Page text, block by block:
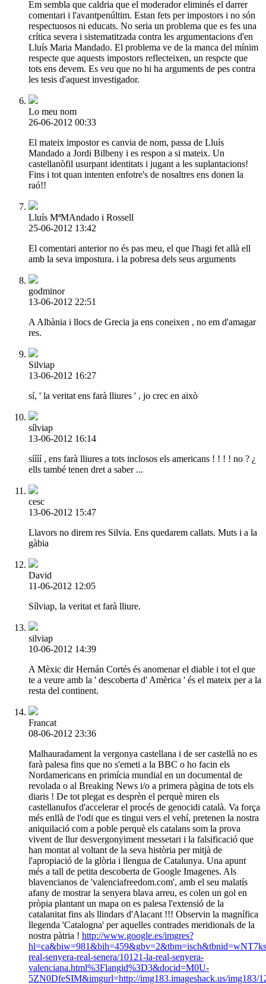
Em sembla que caldria que el moderador eliminés el darrer
comentari i l'avantpenúltim. Estan fets per impostors i no són
respectuosos ni educats. No seria un problema que es fes una
crítica severa i sistematitzada contra les argumentacions d'en
Lluís Maria Mandado. El problema ve de la manca del mínim
respecte que aquests impostors reflecteixen, un respcte que
tots ens devem. Es veu que no hi ha arguments de pes contra
les tesis d'aquest investigador.
Lo meu nom
26-06-2012 00:33
El mateix impostor es canvia de nom, passa de Lluís
Mandado a Jordi Bilbeny i es respon a si mateix. Un
castellanòfil usurpant identitats i jugant a les suplantacions!
Fins i tot quan intenten enfotre's de nosaltres ens donen la
raó!!
Lluís MªMAndado i Rossell
25-06-2012 13:42
El comentari anterior no és pas meu, el que l'hagi fet allà ell
amb la seva impostura. i la pobresa dels seus arguments
godminor
13-06-2012 22:51
A Albània i llocs de Grecia ja ens coneixen , no em d'amagar
res.
Silviap
13-06-2012 16:27
sí, ' la veritat ens farà lliures ' , jo crec en això
sílviap
13-06-2012 16:14
síííí , ens farà lliures a tots inclosos els americans ! ! ! ! no ? ¿
ells també tenen dret a saber ...
cesc
13-06-2012 15:47
Llavors no direm res Silvia. Ens quedarem callats. Muts i a la
gàbia
David
11-06-2012 12:05
Sílviap, la veritat et farà lliure.
silviap
10-06-2012 14:39
A Mèxic dir Hernán Cortés és anomenar el diable i tot el que
te a veure amb la ' descoberta d' Amèrica ' és el mateix per a la
resta del continent.
Francat
08-06-2012 23:36
Malhauradament la vergonya castellana i de ser castellà no es
farà palesa fins que no s'emeti a la BBC o ho facin els
Nordamericans en primícia mundial en un documental de
revolada o al Breaking News i/o a primera pàgina de tots els
diaris ! De tot plegat es desprèn el perquè miren els
castellanufos d'accelerar el procés de genocidi català. Va força
més enllà de l'odi que es tingui vers el vehí, pretenen la nostra
aniquilació com a poble perquè els catalans som la prova
vivent de llur desvergonyiment messetari i la falsificació que
han montat al voltant de la seva història per mitjà de
l'apropiació de la glòria i llengua de Catalunya. Una apunt
més a tall de petita descoberta de Google Imagenes. Als
blavencianos de 'valenciafreedom.com', amb el seu malatís
afany de mostrar la senyera blava arreu, es colen un gol en
pròpia plantant un mapa on es palesa l'extensió de la
catalanitat fins als llindars d'Alacant !!! Observin la magnífica
llegenda 'Catalogna' per aquelles contrades meridionals de la
nostra pàtria ! http://www.google.es/imgres?
real-senyera-real-senera/10121-la-real-senyera-
valenciana.html%3Flangid%3D3&docid=M0U-
5ZN0DfeSIM&imgurl=http://img183.imageshack.us/